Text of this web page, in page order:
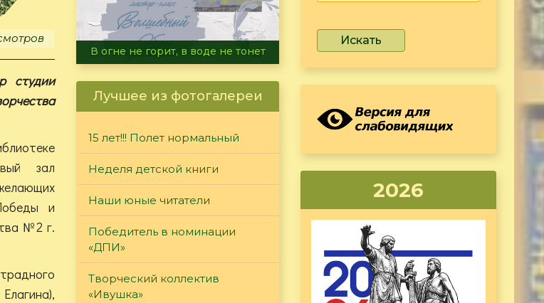
студии
зал
и
№2 г.
Летние турниры Warhammer
Лучшее из фотогалереи
15 лет!!! Полет нормальный
Неделя детской книги
Наши юные читатели
Победитель в номинации
«ДПИ»
Творческий коллектив
«Ивушка»
Искать
2026